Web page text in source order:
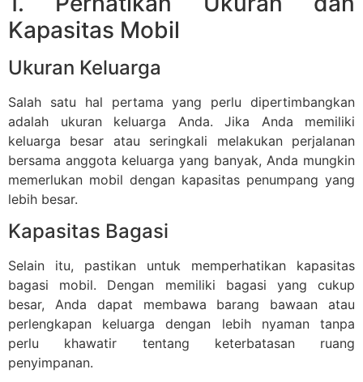
Kapasitas Mobil
Ukuran Keluarga
Salah satu hal pertama yang perlu dipertimbangkan
adalah ukuran keluarga Anda. Jika Anda memiliki
keluarga besar atau seringkali melakukan perjalanan
bersama anggota keluarga yang banyak, Anda mungkin
memerlukan mobil dengan kapasitas penumpang yang
lebih besar.
Kapasitas Bagasi
Selain itu, pastikan untuk memperhatikan kapasitas
bagasi mobil. Dengan memiliki bagasi yang cukup
besar, Anda dapat membawa barang bawaan atau
perlengkapan keluarga dengan lebih nyaman tanpa
perlu khawatir tentang keterbatasan ruang
penyimpanan.